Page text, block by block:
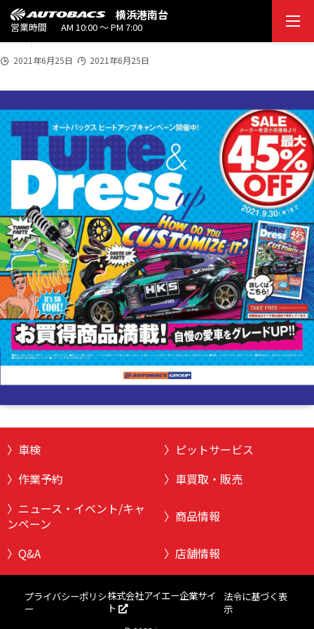
横浜港南台
営業時間 AM 10:00 ～ PM 7:00
tune&dress_01
2021
6/2
5
2021年6月25日 2021年6月25日
車検
ピットサービス
作業予約
車買取・販売
ニュース・イベント/キャ
ンペーン
商品情報
Q&A 店舗情報
プライバシーポリシ
ー
株式会社アイエー企業サイ
ト
法令に基づく表
示